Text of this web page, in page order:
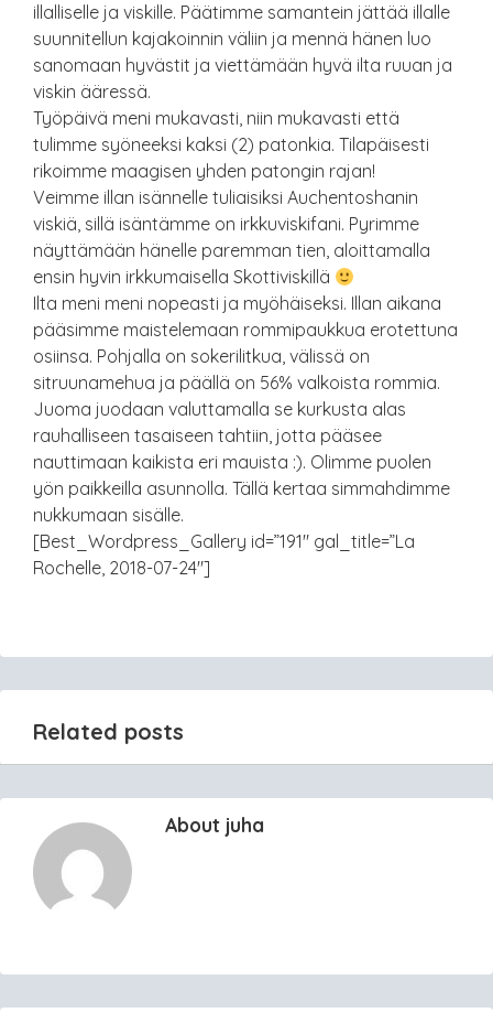
illalliselle ja viskille. Päätimme samantein jättää illalle
suunnitellun kajakoinnin väliin ja mennä hänen luo
sanomaan hyvästit ja viettämään hyvä ilta ruuan ja
viskin ääressä.
Työpäivä meni mukavasti, niin mukavasti että
tulimme syöneeksi kaksi (2) patonkia. Tilapäisesti
rikoimme maagisen yhden patongin rajan!
Veimme illan isännelle tuliaisiksi Auchentoshanin
viskiä, sillä isäntämme on irkkuviskifani. Pyrimme
näyttämään hänelle paremman tien, aloittamalla
ensin hyvin irkkumaisella Skottiviskillä
Ilta meni meni nopeasti ja myöhäiseksi. Illan aikana
pääsimme maistelemaan rommipaukkua erotettuna
osiinsa. Pohjalla on sokerilitkua, välissä on
sitruunamehua ja päällä on 56% valkoista rommia.
Juoma juodaan valuttamalla se kurkusta alas
rauhalliseen tasaiseen tahtiin, jotta pääsee
nauttimaan kaikista eri mauista :). Olimme puolen
yön paikkeilla asunnolla. Tällä kertaa simmahdimme
nukkumaan sisälle.
[Best_Wordpress_Gallery id=”191″ gal_title=”La
Rochelle, 2018-07-24″]
Related posts
About juha